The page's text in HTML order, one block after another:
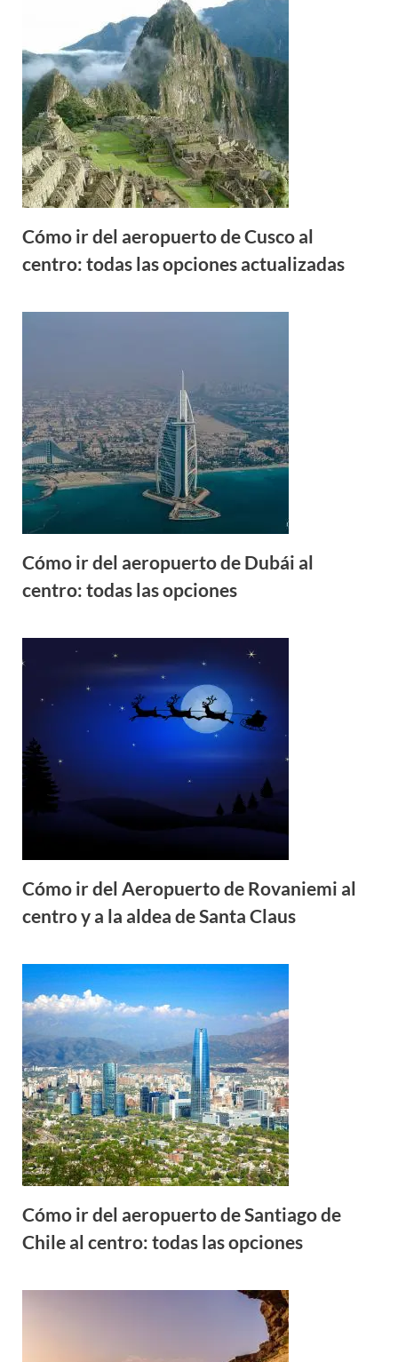
Cómo ir del aeropuerto de Cusco al
centro: todas las opciones actualizadas
Cómo ir del aeropuerto de Dubái al
centro: todas las opciones
Cómo ir del Aeropuerto de Rovaniemi al
centro y a la aldea de Santa Claus
Cómo ir del aeropuerto de Santiago de
Chile al centro: todas las opciones